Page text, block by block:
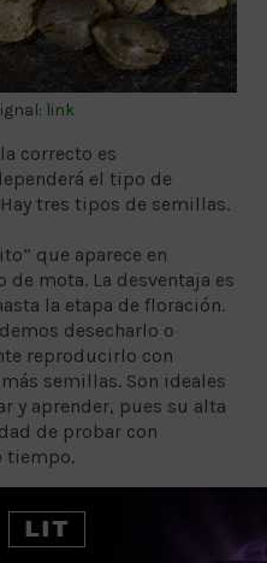
link
correcto es
el tipo de
tres tipos de semillas.
que aparece en
mota. La desventaja es
la etapa de floración.
desecharlo o
reproducirlo con
semillas. Son ideales
y aprender, pues su alta
de probar con
tiempo.
forma para garantizar
Por ello su costo es
comprarlas en